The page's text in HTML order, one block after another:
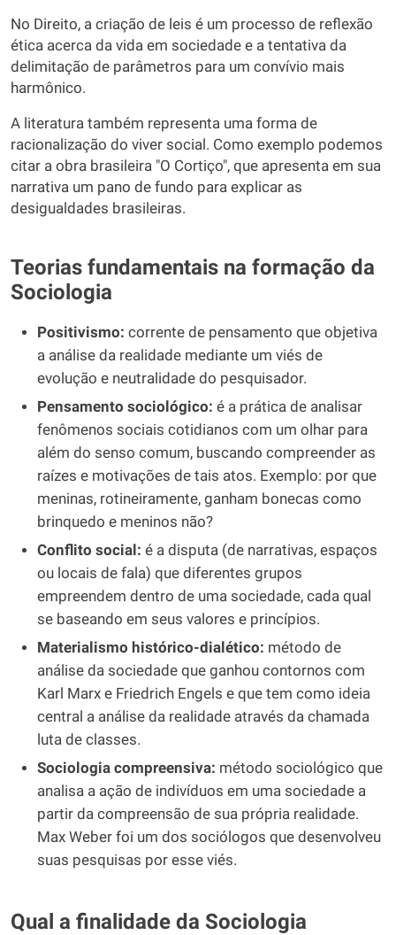
No Direito, a criação de leis é um processo de reflexão
ética acerca da vida em sociedade e a tentativa da
delimitação de parâmetros para um convívio mais
harmônico.
A literatura também representa uma forma de
racionalização do viver social. Como exemplo podemos
citar a obra brasileira "O Cortiço", que apresenta em sua
narrativa um pano de fundo para explicar as
desigualdades brasileiras.
Teorias fundamentais na formação da
Sociologia
Positivismo: corrente de pensamento que objetiva
a análise da realidade mediante um viés de
evolução e neutralidade do pesquisador.
Pensamento sociológico: é a prática de analisar
fenômenos sociais cotidianos com um olhar para
além do senso comum, buscando compreender as
raízes e motivações de tais atos. Exemplo: por que
meninas, rotineiramente, ganham bonecas como
brinquedo e meninos não?
Conflito social: é a disputa (de narrativas, espaços
ou locais de fala) que diferentes grupos
empreendem dentro de uma sociedade, cada qual
se baseando em seus valores e princípios.
Materialismo histórico-dialético: método de
análise da sociedade que ganhou contornos com
Karl Marx e Friedrich Engels e que tem como ideia
central a análise da realidade através da chamada
luta de classes.
Sociologia compreensiva: método sociológico que
analisa a ação de indivíduos em uma sociedade a
partir da compreensão de sua própria realidade.
Max Weber foi um dos sociólogos que desenvolveu
suas pesquisas por esse viés.
Qual a finalidade da Sociologia